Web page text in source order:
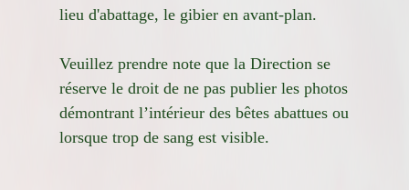
lieu d'abattage, le gibier en avant-plan.
Veuillez prendre note que la Direction se
réserve le droit de ne pas publier les photos
démontrant l’intérieur des bêtes abattues ou
lorsque trop de sang est visible.